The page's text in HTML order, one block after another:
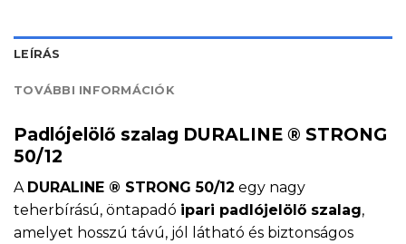
LEÍRÁS
TOVÁBBI INFORMÁCIÓK
Padlójelölő szalag DURALINE ® STRONG
50/12
A DURALINE ® STRONG 50/12 egy nagy
teherbírású, öntapadó ipari padlójelölő szalag,
amelyet hosszú távú, jól látható és biztonságos